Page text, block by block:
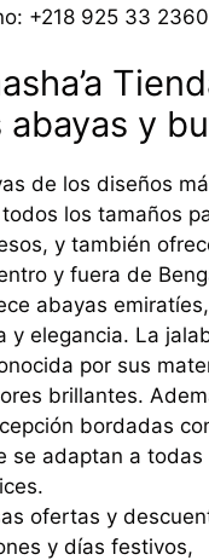
+218 925 33 2360
abayas y
de los diseños
los tamaños
y también
y fuera de
abayas
y elegancia. La
por sus
brillantes.
bordadas
se adaptan a todas
ofertas y
y días festivos,